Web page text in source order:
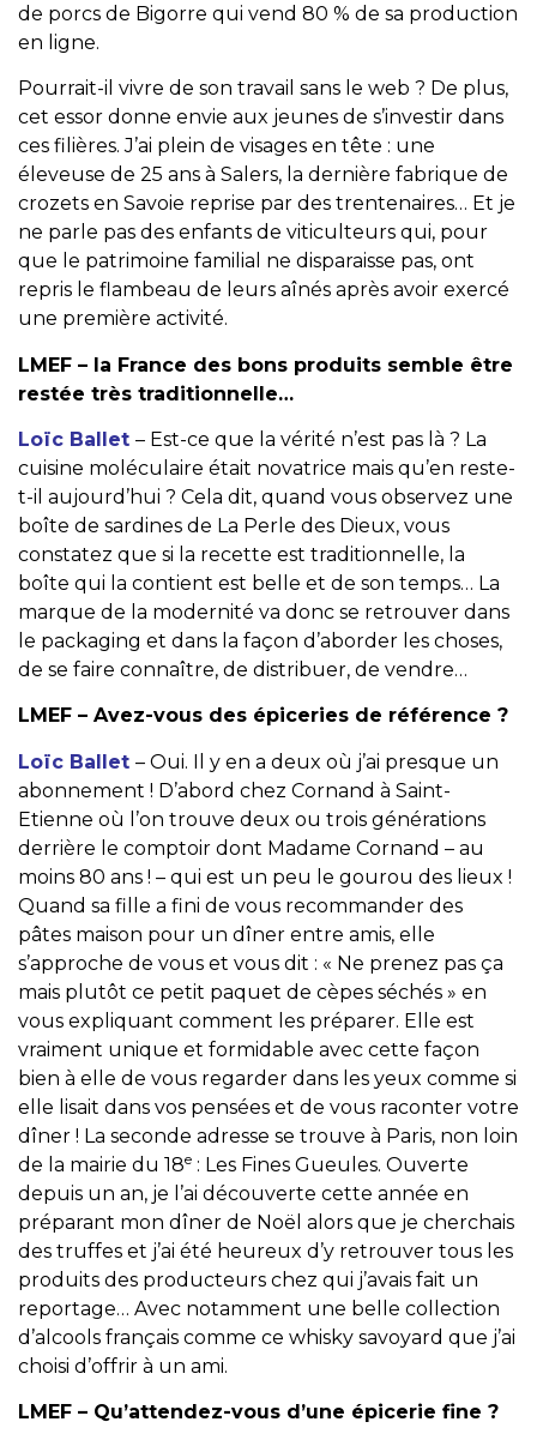
de porcs de Bigorre qui vend 80 % de sa production
en ligne.
Pourrait-il vivre de son travail sans le web ? De plus,
cet essor donne envie aux jeunes de s’investir dans
ces filières. J’ai plein de visages en tête : une
éleveuse de 25 ans à Salers, la dernière fabrique de
crozets en Savoie reprise par des trentenaires… Et je
ne parle pas des enfants de viticulteurs qui, pour
que le patrimoine familial ne disparaisse pas, ont
repris le flambeau de leurs aînés après avoir exercé
une première activité.
LMEF – la France des bons produits semble être
restée très traditionnelle…
Loïc Ballet – Est-ce que la vérité n’est pas là ? La
cuisine moléculaire était novatrice mais qu’en reste-
t-il aujourd’hui ? Cela dit, quand vous observez une
boîte de sardines de La Perle des Dieux, vous
constatez que si la recette est traditionnelle, la
boîte qui la contient est belle et de son temps… La
marque de la modernité va donc se retrouver dans
le packaging et dans la façon d’aborder les choses,
de se faire connaître, de distribuer, de vendre…
LMEF – Avez-vous des épiceries de référence ?
Loïc Ballet – Oui. Il y en a deux où j’ai presque un
abonnement ! D’abord chez Cornand à Saint-
Etienne où l’on trouve deux ou trois générations
derrière le comptoir dont Madame Cornand – au
moins 80 ans ! – qui est un peu le gourou des lieux !
Quand sa fille a fini de vous recommander des
pâtes maison pour un dîner entre amis, elle
s’approche de vous et vous dit : « Ne prenez pas ça
mais plutôt ce petit paquet de cèpes séchés » en
vous expliquant comment les préparer. Elle est
vraiment unique et formidable avec cette façon
bien à elle de vous regarder dans les yeux comme si
elle lisait dans vos pensées et de vous raconter votre
dîner ! La seconde adresse se trouve à Paris, non loin
de la mairie du 18e : Les Fines Gueules. Ouverte
depuis un an, je l’ai découverte cette année en
préparant mon dîner de Noël alors que je cherchais
des truffes et j’ai été heureux d’y retrouver tous les
produits des producteurs chez qui j’avais fait un
reportage… Avec notamment une belle collection
d’alcools français comme ce whisky savoyard que j’ai
choisi d’offrir à un ami.
LMEF – Qu’attendez-vous d’une épicerie fine ?